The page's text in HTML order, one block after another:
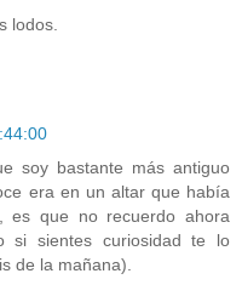
lodos.
soy bastante más antiguo
era en un altar que había
es que no recuerdo ahora
si sientes curiosidad te lo
de la mañana).